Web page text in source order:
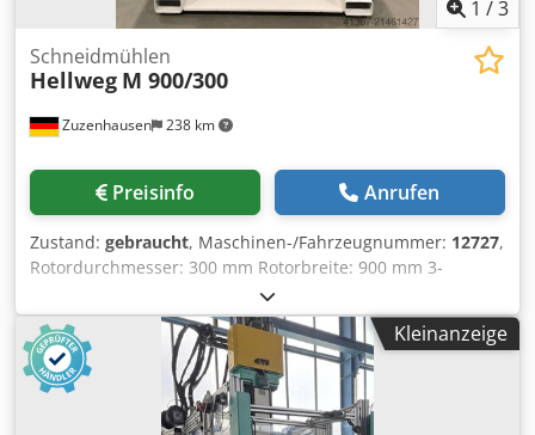
1 /3
Zuzenhausen 238 km
Schneidmühlen
Hellweg M 900/300
Preisinfo Anrufen
Zustand: gebraucht, Maschinen-/Fahrzeugnummer: 12727,
Rotordurchmesser: 300 mm Rotorbreite: 900 mm 3-
Messerrotor 2 Reihen Statormesser Einlaufquerschnitt ca.
300 x 900 mm Antriebsmotor: 30 kW inkl. Schwungscheibe
Crjdjyr Tqxjpfx Agtef
Kleinanzeige